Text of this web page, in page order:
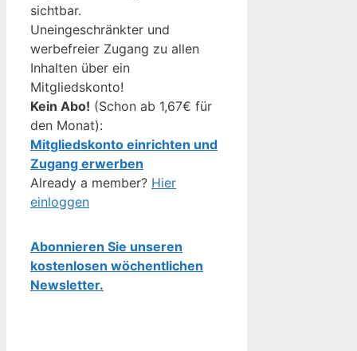
sichtbar.
Uneingeschränkter und
werbefreier Zugang zu allen
Inhalten über ein
Mitgliedskonto!
Kein Abo! (Schon ab 1,67€ für
den Monat):
Mitgliedskonto einrichten und
Zugang erwerben
Already a member? Hier
einloggen
Abonnieren Sie unseren
kostenlosen wöchentlichen
Newsletter.